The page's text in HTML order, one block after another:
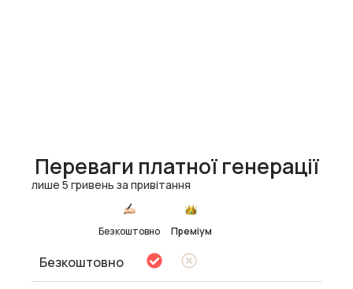
Переваги платної генерації
лише 5 гривень за привітання
Безкоштовно Преміум
Безкоштовно